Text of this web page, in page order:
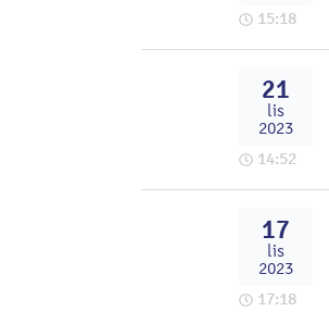
15:18
21
lis
2023
14:52
17
lis
2023
17:18